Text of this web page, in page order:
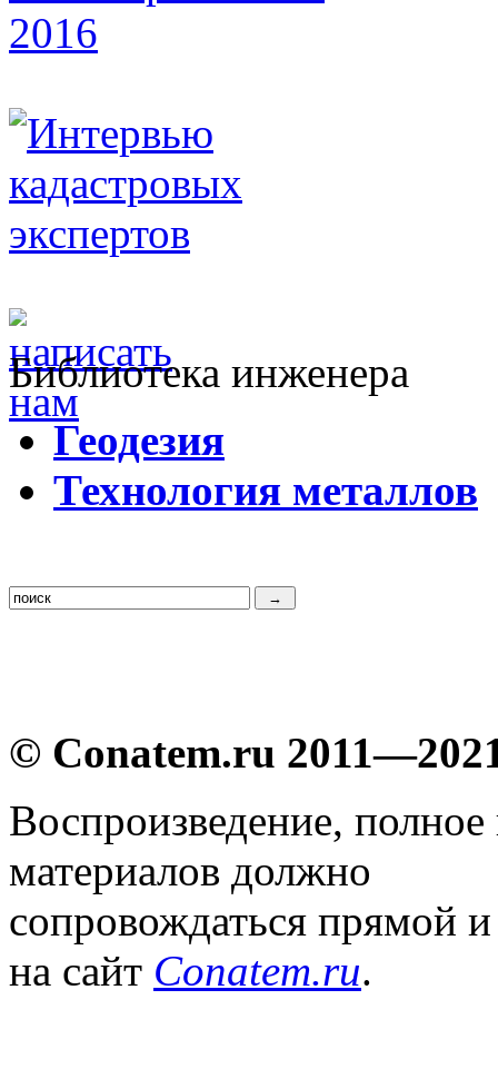
Библиотека инженера
Геодезия
Технология металлов
© Conatem.ru
Воспроизведение,
материалов должно
сопровождаться прямой
на сайт Conatem.ru.